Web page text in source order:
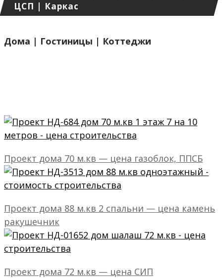
ЦСП | Каркас
Дома | Гостиницы | Коттеджи
Проект дома 70 м.кв — цена газоблок, ППСБ
Проект дома 88 м.кв 2 спальни — цена камень
ракушечник
Проект дома 72 м.кв — цена СИП